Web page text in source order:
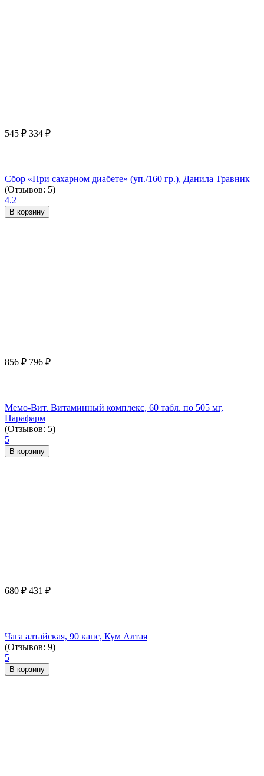
545 ₽ 334 ₽
Сбор «При сахарном диабете» (уп./160 гр.), Данила Травник
(Отзывов: 5)
4.2
В корзину
856 ₽ 796 ₽
Мемо-Вит. Витаминный комплекс, 60 табл. по 505 мг,
Парафарм
(Отзывов: 5)
5
В корзину
680 ₽ 431 ₽
Чага алтайская, 90 капс, Кум Алтая
(Отзывов: 9)
5
В корзину